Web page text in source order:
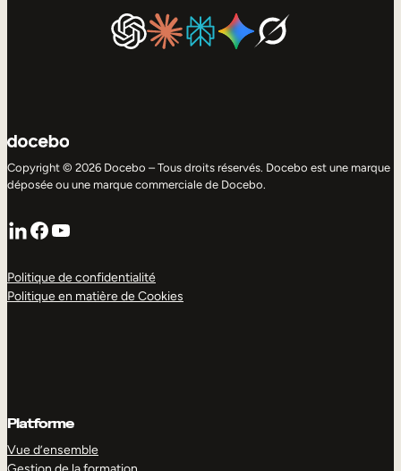
Copyright © 2026 Docebo – Tous droits réservés. Docebo est une marque
déposée ou une marque commerciale de Docebo.
LinkedIn
Facebook
YouTube
Politique de confidentialité
Politique en matière de Cookies
Platforme
Vue d’ensemble